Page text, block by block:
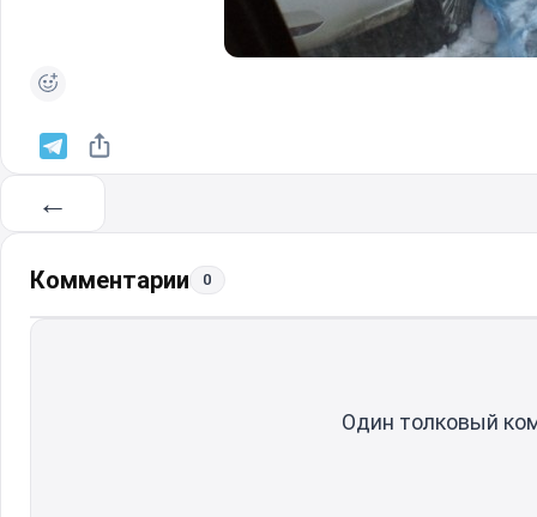
←
Комментарии 0
Один толковый